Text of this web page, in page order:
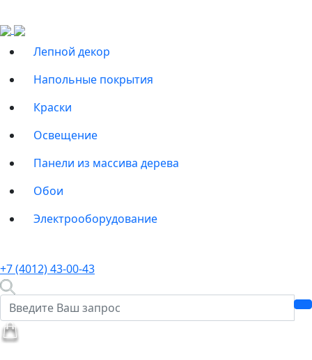
Лепной декор
Напольные покрытия
Краски
Освещение
Панели из массива дерева
Обои
Электрооборудование
+7 (4012) 43-00-43